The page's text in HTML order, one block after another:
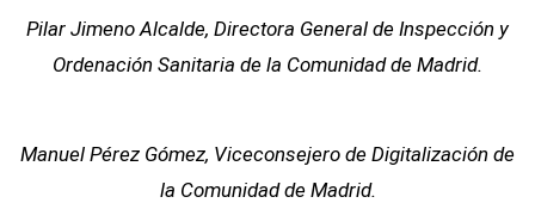
Pilar Jimeno Alcalde, Directora General de Inspección y
Ordenación Sanitaria de la Comunidad de Madrid.
Manuel Pérez Gómez, Viceconsejero de Digitalización de
la Comunidad de Madrid.